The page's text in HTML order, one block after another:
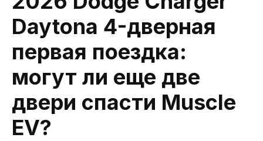
Daytona 4-дверная
первая поездка:
могут ли еще две
двери спасти Muscle
EV?